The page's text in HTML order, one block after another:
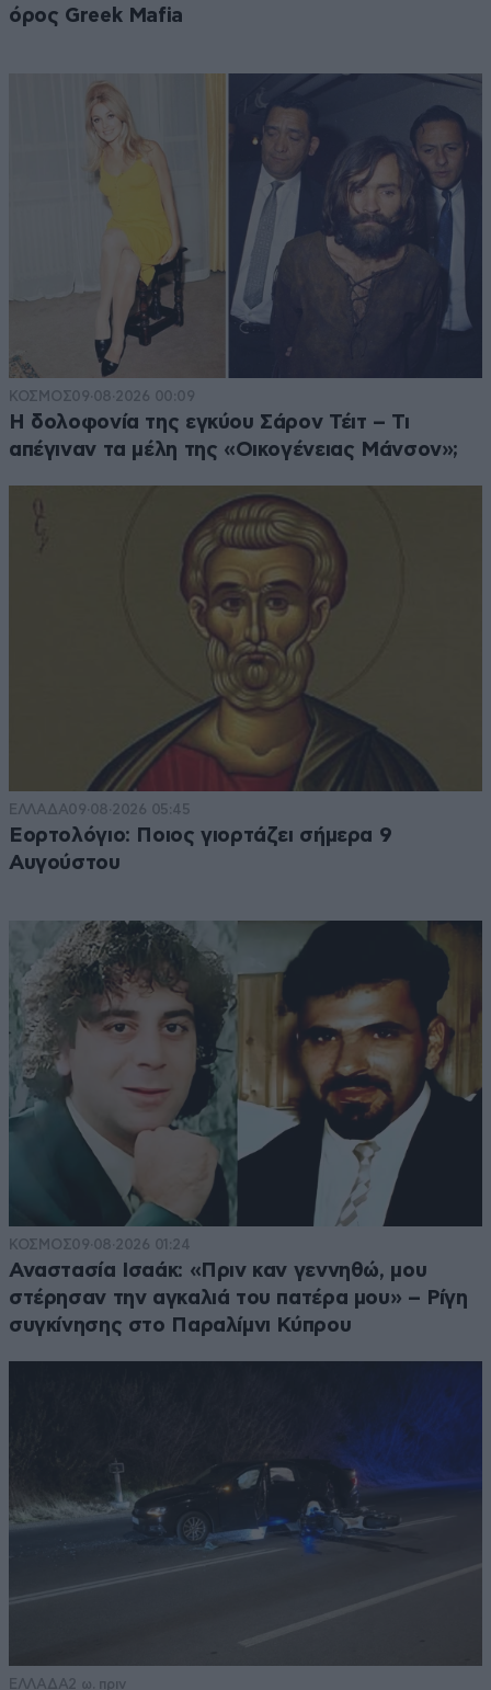
όρος Greek Mafia
ΚΟΣΜΟΣ09·08·2026 00:09
Η δολοφονία της εγκύου Σάρον Τέιτ – Τι
απέγιναν τα μέλη της «Οικογένειας Μάνσον»;
ΕΛΛΑΔΑ09·08·2026 05:45
Εορτολόγιο: Ποιος γιορτάζει σήμερα 9
Αυγούστου
ΚΟΣΜΟΣ09·08·2026 01:24
Αναστασία Ισαάκ: «Πριν καν γεννηθώ, μου
στέρησαν την αγκαλιά του πατέρα μου» – Ρίγη
συγκίνησης στο Παραλίμνι Κύπρου
ΕΛΛΑΔΑ2 ω. πριν